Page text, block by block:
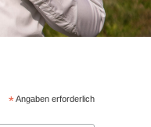
*Angaben erforderlich